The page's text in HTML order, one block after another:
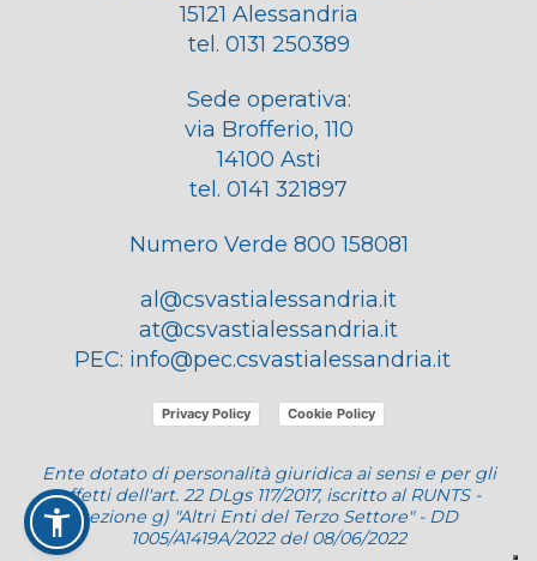
15121 Alessandria
tel. 0131 250389
Sede operativa:
via Brofferio, 110
14100 Asti
tel. 0141 321897
Numero Verde 800 158081
al@csvastialessandria.it
at@csvastialessandria.it
PEC: info@pec.csvastialessandria.it
Privacy Policy Cookie Policy
Ente dotato di personalità giuridica ai sensi e per gli
effetti dell'art. 22 DLgs 117/2017, iscritto al RUNTS -
sezione g) "Altri Enti del Terzo Settore" - DD
1005/A1419A/2022 del 08/06/2022